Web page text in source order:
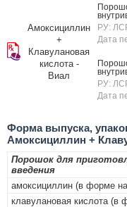
Амоксициллин
+
Клавулановая
кислота -
Виал
РУ:
Дата
РУ:
Дата
Форма выпуска,
Амоксициллин +
Порошок для
введения
амоксициллин (в форме
клавулановая кислота (в